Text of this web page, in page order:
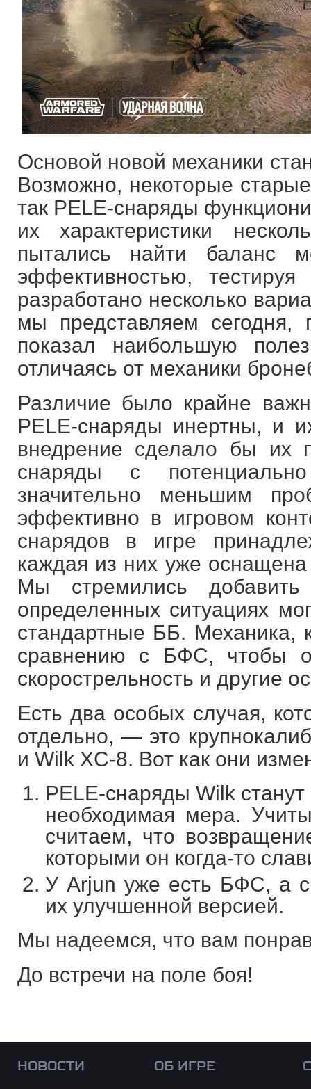
Основой новой механики
Возможно, некоторые
так PELE-снаряды
их характеристики
пытались найти баланс
эффективностью,
разработано несколько
мы представляем
показал наибольшую
отличаясь от механики
Различие было крайне
PELE-снаряды инертны, и
внедрение сделало бы их
снаряды с
значительно меньшим
эффективно в игровом
снарядов в игре
каждая из них уже
Мы стремились
определенных ситуациях
стандартные ББ. Механика,
сравнению с БФС, чтобы
скорострельность и другие
Есть два особых случая,
отдельно, — это
и Wilk XC-8. Вот как они
PELE-снаряды Wilk
необходимая мера.
считаем, что
которыми он когда-то
У Arjun уже есть БФС, а
их улучшенной версией.
Мы надеемся, что вам
До встречи на поле боя!
НОВОСТИ ОБ ИГРЕ